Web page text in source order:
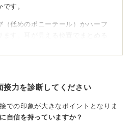
す。
（低めのポニーテール）かハーフ
す。耳が見える位置でまとめる
す。
顔でほつれが目立たないかを鏡
がはっきり伝わるかどうか
接力を診断してください
での印象が大きなポイントとなりま
自信を持っていますか？